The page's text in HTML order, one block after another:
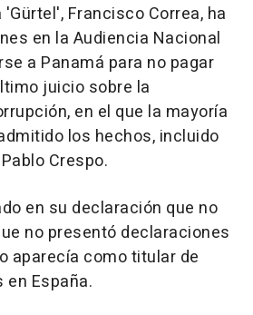
Francisco Correa, ha
en la Audiencia Nacional
a Panamá para no pagar
juicio sobre la
en el que la mayoría
los hechos, incluido
Crespo.
en su declaración que no
no presentó declaraciones
aparecía como titular de
España.